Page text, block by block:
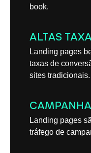
book.
ALTAS
Landing pages
taxas de
sites tradicionais.
Landing pages
tráfego de